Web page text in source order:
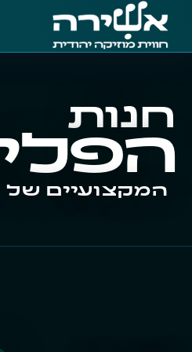
חנות
המקצועיים של